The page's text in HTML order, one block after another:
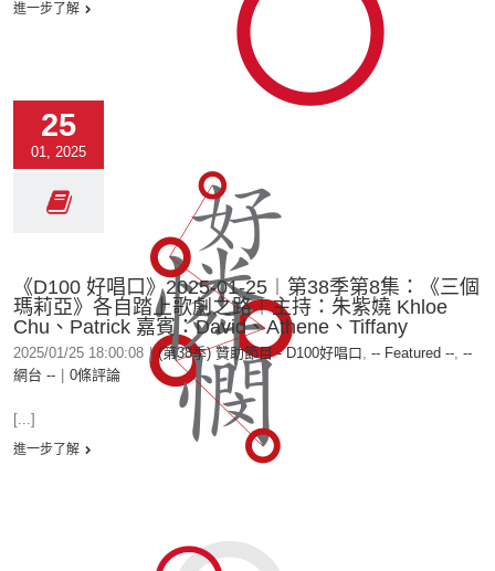
進一步了解
25
01, 2025
《D100 好唱口》2025-01-25︱第38季第8集：《三個
瑪莉亞》各自踏上歌劇之路︱主持：朱紫嬈 Khloe
Chu、Patrick 嘉賓：David、Athene、Tiffany
2025/01/25 18:00:08 | (第38季) 贊助節目 - D100好唱口, -- Featured --, --
網台 --
0條評論
[...]
進一步了解